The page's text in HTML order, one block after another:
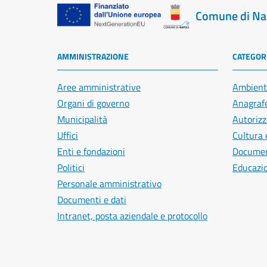
Comune di
AMMINISTRAZIONE
Aree amministrative
Organi di governo
Municipalità
Uffici
Enti e fondazioni
Politici
Personale amministrativo
Documenti e dati
Intranet, posta aziendale e protocollo
Cultura